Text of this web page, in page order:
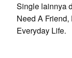
Single lainnya
Need A
Everyday Life.